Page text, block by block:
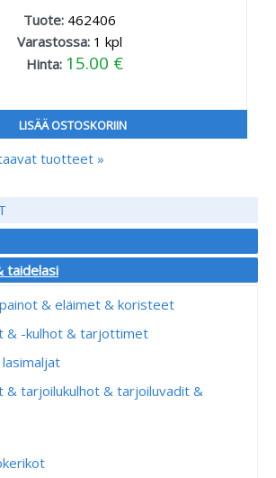
Tuote: 462406
Varastossa: 1 kpl
Hinta: 15.00 €
LISÄÄ OSTOSKORIIN
tuotteet »
taidelasi
& eläimet & koristeet
& -kulhot & tarjottimet
& tarjoilukulhot & tarjoiluvadit &